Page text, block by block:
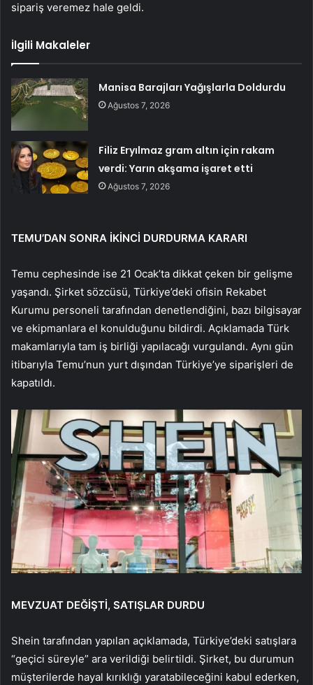
sipariş veremez hale geldi.
İlgili Makaleler
Manisa Barajları Yağışlarla Doldurdu
Ağustos 7, 2026
Filiz Eryılmaz gram altın için rakam
verdi: Yarın akşama işaret etti
Ağustos 7, 2026
TEMU’DAN SONRA İKİNCİ DURDURMA KARARI
Temu cephesinde ise 21 Ocak’ta dikkat çeken bir gelişme
yaşandı. Şirket sözcüsü, Türkiye’deki ofisin Rekabet
Kurumu personeli tarafından denetlendiğini, bazı bilgisayar
ve ekipmanlara el konulduğunu bildirdi. Açıklamada Türk
makamlarıyla tam iş birliği yapılacağı vurgulandı. Aynı gün
itibarıyla Temu’nun yurt dışından Türkiye’ye siparişleri de
kapatıldı.
MEVZUAT DEĞİŞTİ, SATIŞLAR DURDU
Shein tarafından yapılan açıklamada, Türkiye’deki satışlara
“geçici süreyle” ara verildiği belirtildi. Şirket, bu durumun
müşterilerde hayal kırıklığı yaratabileceğini kabul ederken,